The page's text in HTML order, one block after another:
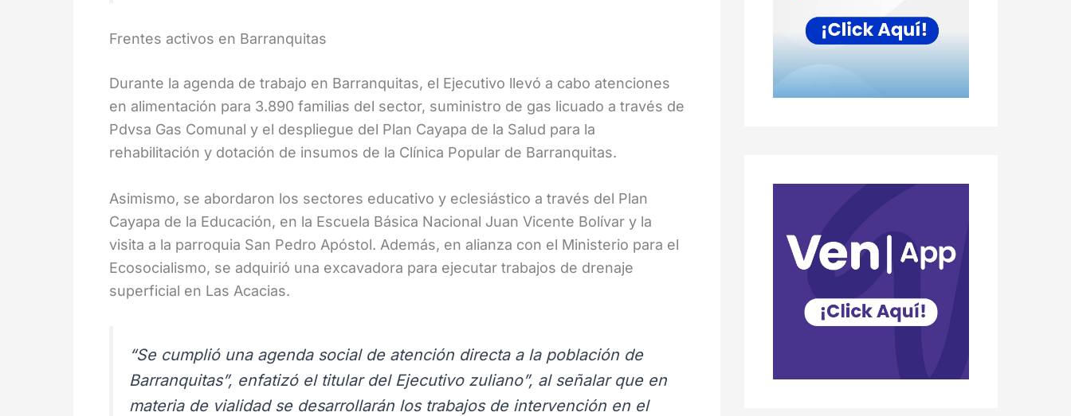
Frentes activos en Barranquitas
Durante la agenda de trabajo en Barranquitas, el Ejecutivo llevó a cabo atenciones
en alimentación para 3.890 familias del sector, suministro de gas licuado a través de
Pdvsa Gas Comunal y el despliegue del Plan Cayapa de la Salud para la
rehabilitación y dotación de insumos de la Clínica Popular de Barranquitas.
Asimismo, se abordaron los sectores educativo y eclesiástico a través del Plan
Cayapa de la Educación, en la Escuela Básica Nacional Juan Vicente Bolívar y la
visita a la parroquia San Pedro Apóstol. Además, en alianza con el Ministerio para el
Ecosocialismo, se adquirió una excavadora para ejecutar trabajos de drenaje
superficial en Las Acacias.
“Se cumplió una agenda social de atención directa a la población de
Barranquitas”, enfatizó el titular del Ejecutivo zuliano”, al señalar que en
materia de vialidad se desarrollarán los trabajos de intervención en el